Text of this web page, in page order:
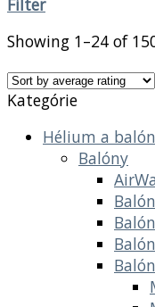
Showing 1–24 of
Kategórie
Hélium a
Balóny